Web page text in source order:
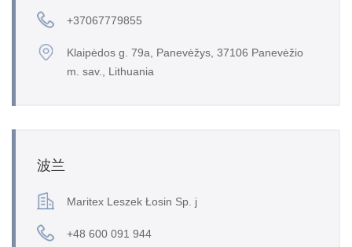
+37067779855
Klaipėdos g. 79a, Panevėžys, 37106 Panevėžio
m. sav., Lithuania
波兰
Maritex Leszek Łosin Sp. j
+48 600 091 944